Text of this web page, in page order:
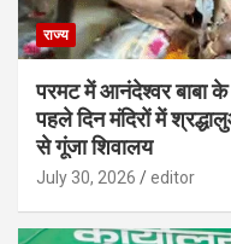
राज्य
परमट में आनंदेश्वर बाबा के
पहले दिन मंदिरों में
से गूंजा शिवालय
July 30, 2026 editor